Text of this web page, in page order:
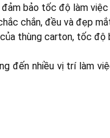
bảo tốc độ làm việc
chắn, đều và đẹp
thùng carton, tốc độ
đến nhiều vị trí làm